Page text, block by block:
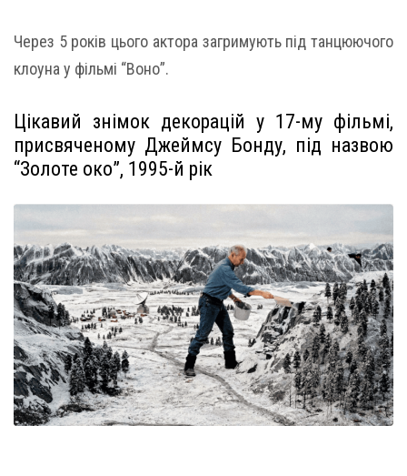
Через 5 років цього актора загримують під танцюючого
клоуна у фільмі “Воно”.
Цікавий знімок декорацій у 17-му фільмі,
присвяченому Джеймсу Бонду, під назвою
“Золоте око”, 1995-й рік